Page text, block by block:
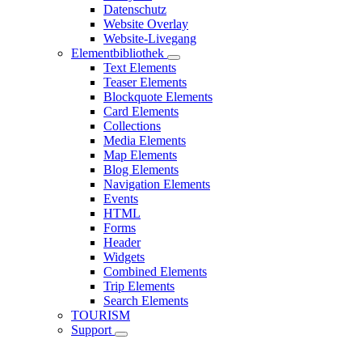
Datenschutz
Website Overlay
Website-Livegang
Elementbibliothek
Text Elements
Teaser Elements
Blockquote Elements
Card Elements
Collections
Media Elements
Map Elements
Blog Elements
Navigation Elements
Events
HTML
Forms
Header
Widgets
Combined Elements
Trip Elements
Search Elements
TOURISM
Support